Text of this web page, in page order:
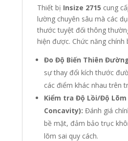
Thiết bị Insize 2715 cung
lường chuyên sâu mà các
thước tuyệt đối thông
hiện được. Chức năng chính
Đo Độ Biến Thiên
sự thay đổi kích thước
các điểm khác nhau trên
Kiểm tra Độ Lồi/Độ
Concavity): Đánh giá
bề mặt, đảm bảo trục
lõm sai quy cách.